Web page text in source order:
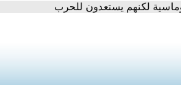
لكنهم يستعدون للحرب